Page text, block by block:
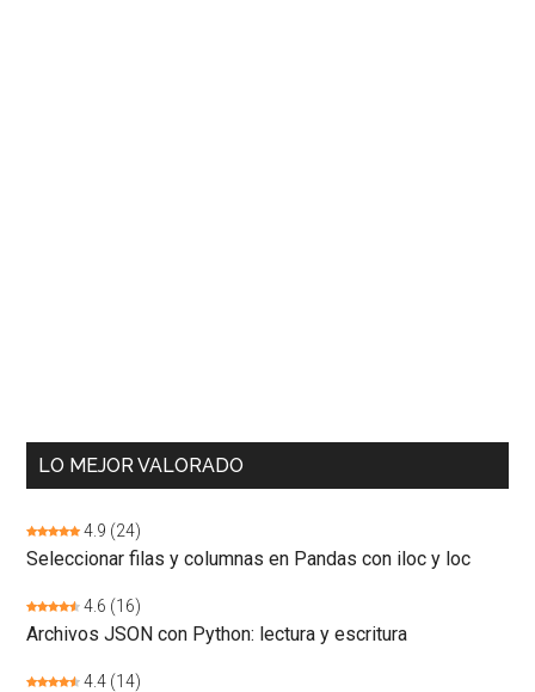
LO MEJOR VALORADO
4.9 (24)
Seleccionar filas y columnas en Pandas con iloc y loc
4.6 (16)
Archivos JSON con Python: lectura y escritura
4.4 (14)